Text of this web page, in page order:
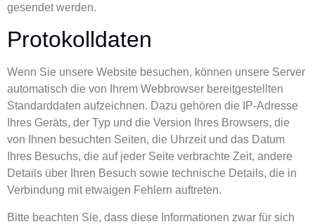
gesendet werden.
Protokolldaten
Wenn Sie unsere Website besuchen, können unsere Server
automatisch die von Ihrem Webbrowser bereitgestellten
Standarddaten aufzeichnen. Dazu gehören die IP-Adresse
Ihres Geräts, der Typ und die Version Ihres Browsers, die
von Ihnen besuchten Seiten, die Uhrzeit und das Datum
Ihres Besuchs, die auf jeder Seite verbrachte Zeit, andere
Details über Ihren Besuch sowie technische Details, die in
Verbindung mit etwaigen Fehlern auftreten.
Bitte beachten Sie, dass diese Informationen zwar für sich